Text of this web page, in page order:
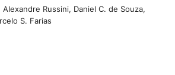
Alexandre Russini, Daniel C. de Souza,
S. Farias